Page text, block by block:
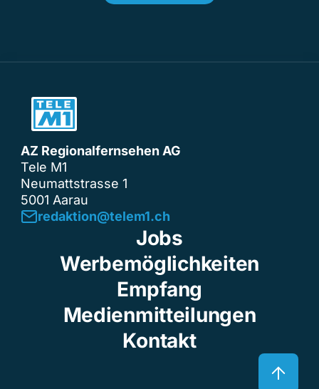
AZ Regionalfernsehen AG
Tele M1
Neumattstrasse 1
5001 Aarau
redaktion@telem1.ch
Jobs
Werbemöglichkeiten
Empfang
Medienmitteilungen
Kontakt